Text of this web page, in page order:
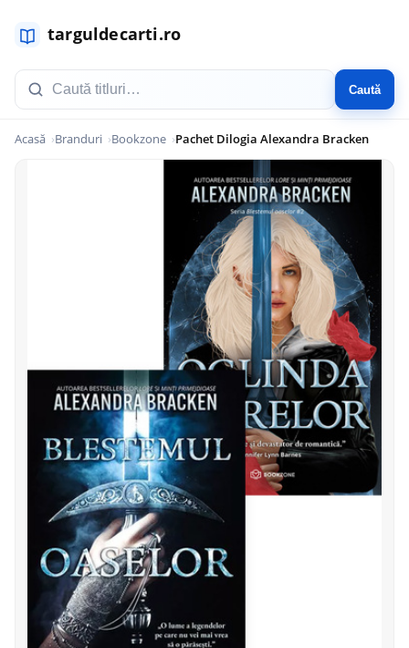
Caută
Acasă Branduri Bookzone Pachet Dilogia Alexandra Bracken